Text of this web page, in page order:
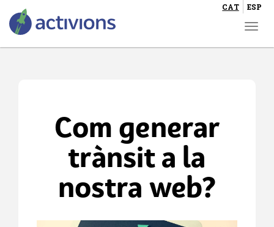
CAT ESP
Com generar
trànsit a la
nostra web?